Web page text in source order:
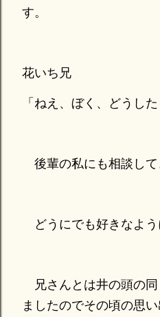
す。
花いち兄
「ねえ、ぼく、どうし
後輩の私にも相談して
どうにでも好きなよ
兄さんとは井の頭の
ましたのでその頃の思